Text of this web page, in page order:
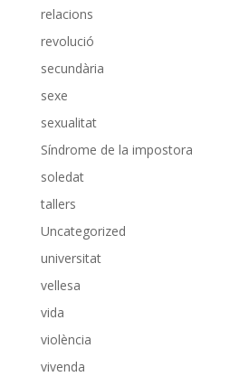
relacions
revolució
secundària
sexe
sexualitat
Síndrome de la impostora
soledat
tallers
Uncategorized
universitat
vellesa
vida
violència
vivenda